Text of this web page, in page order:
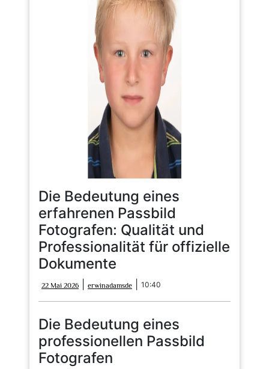
Die Bedeutung eines
erfahrenen Passbild
Fotografen: Qualität und
Professionalität für offizielle
Dokumente
22 Mai 2026
Mai
2026
erwinadamsde erwinadamsde
10:40
Die Bedeutung eines
professionellen Passbild
Fotografen